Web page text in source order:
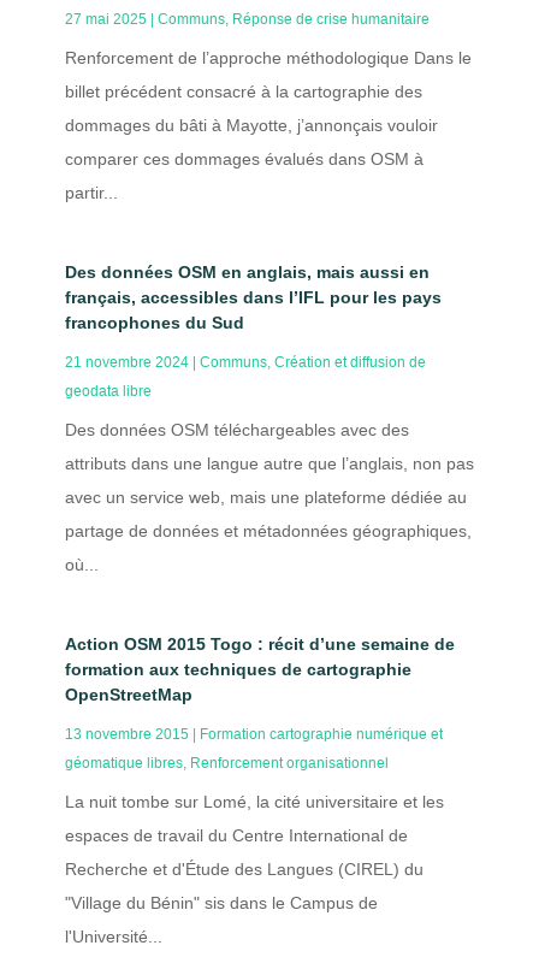
27 mai 2025 Communs, Réponse de crise humanitaire
Renforcement de l’approche méthodologique Dans le
billet précédent consacré à la cartographie des
dommages du bâti à Mayotte, j’annonçais vouloir
comparer ces dommages évalués dans OSM à
partir...
Des données OSM en anglais, mais aussi en
français, accessibles dans l’IFL pour les pays
francophones du Sud
21 novembre 2024| Communs, Création et diffusion de
geodata libre
Des données OSM téléchargeables avec des
attributs dans une langue autre que l’anglais, non pas
avec un service web, mais une plateforme dédiée au
partage de données et métadonnées géographiques,
où...
Action OSM 2015 Togo : récit d’une semaine de
formation aux techniques de cartographie
OpenStreetMap
13 novembre 2015
Formation cartographie numérique et
géomatique libres, Renforcement organisationnel
La nuit tombe sur Lomé, la cité universitaire et les
espaces de travail du Centre International de
Recherche et d'Étude des Langues (CIREL) du
"Village du Bénin" sis dans le Campus de
l'Université...